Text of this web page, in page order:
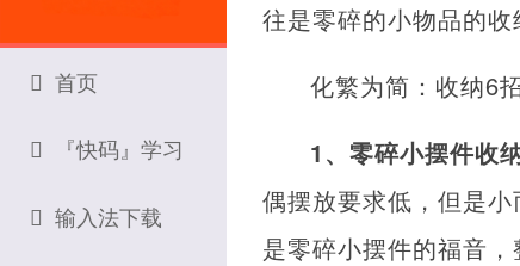
往是零碎的小物品的
化繁为简：收纳6
1、零碎小摆件收
偶摆放要求低，但是
是零碎小摆件的福音
首页
『快码』学习
输入法下载